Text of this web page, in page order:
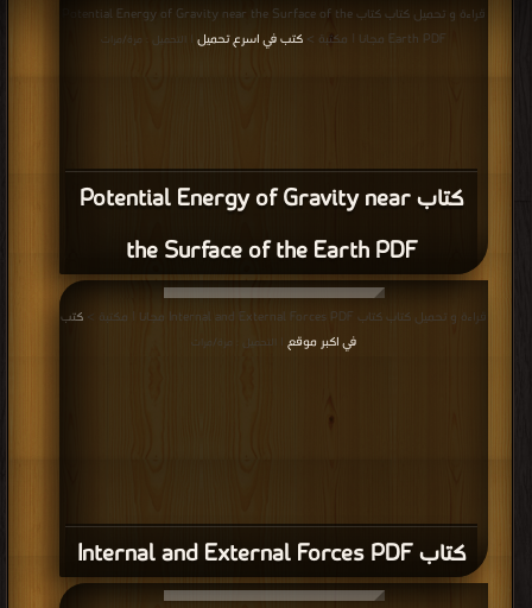
كتاب Potential Energy of Gravity near
the Surface of the Earth PDF
قراءة و تحميل كتاب كتاب Potential Energy of Gravity near the Surface of the
Earth PDF مجانا | مكتبة >
كتب في اسرع تحميل | التحميل : مرة/مرات
كتاب Internal and External Forces PDF
قراءة و تحميل كتاب كتاب Internal and External Forces PDF مجانا | مكتبة >
كتب
في اكبر موقع
| التحميل : مرة/مرات